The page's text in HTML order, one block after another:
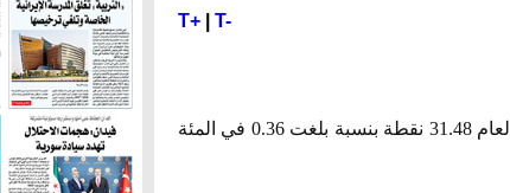
T+| T-
أغلقت بورصة الكويت تعاملاتها اليوم الخميس، على انخفاض مؤشرها العام 31.48 نقطة بنسبة بلغت 0.36 في المئة